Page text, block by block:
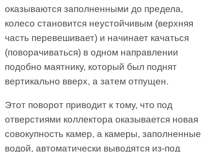
оказываются заполненными до предела,
колесо становится неустойчивым (верхняя
часть перевешивает) и начинает качаться
(поворачиваться) в одном направлении
подобно маятнику, который был поднят
вертикально вверх, а затем отпущен.
Этот поворот приводит к тому, что под
отверстиями коллектора оказывается новая
совокупность камер, а камеры, заполненные
водой, автоматически выводятся из-под